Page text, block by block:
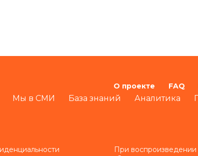
Мы в СМИ База знаний Аналитика
О проекте FAQ
При воспроизведении